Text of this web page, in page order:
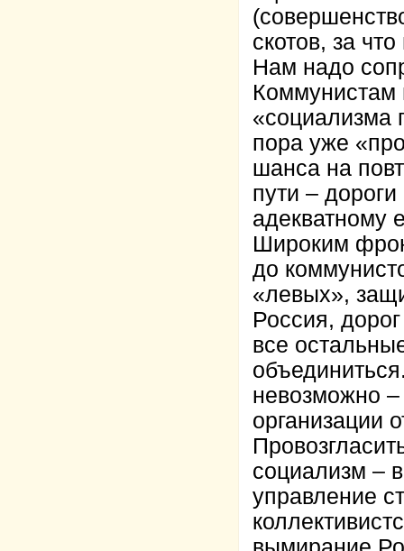
скотов, за
Нам надо
Коммунистам
«социализма
пора уже
шанса на
пути –
адекватному
Широким
до
«левых»,
Россия,
все
невозможно
организации
социализм –
управление